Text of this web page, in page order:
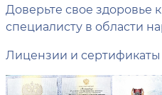
Доверьте свое
специалисту в области
Лицензии и сертификаты